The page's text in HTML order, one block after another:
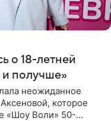
о 18-летней
и получше»
неожиданное
которое
«Шоу Воли» 50-